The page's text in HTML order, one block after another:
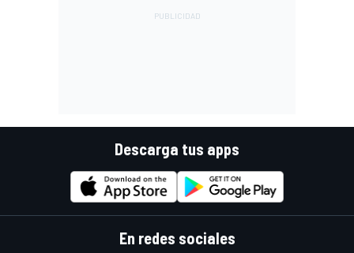
Descarga tus apps
En redes sociales